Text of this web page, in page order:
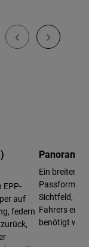
EPP-
auf
federn
Ein breiterer
Passform,
Sichtfeld,
Fahrers
benötigt wird